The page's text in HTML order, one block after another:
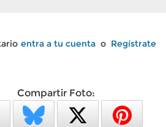
entra a tu cuenta o Regístrate
Compartir Foto: